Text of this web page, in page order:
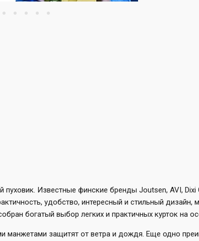
Известные финские бренды Joutsen, AVI, Dixi
удобство, интересный и стильный дизайн,
богатый выбор легких и практичных курток на
манжетами защитят от ветра и дождя. Еще одно